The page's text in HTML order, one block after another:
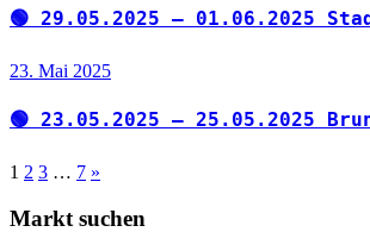
🟢 29.05.2025 – 01.06.2025
23. Mai 2025
🟢 23.05.2025 – 25.05.2025
Seitennummerierung
der
1 2 3 … 7 Nächste
»
Markt suchen